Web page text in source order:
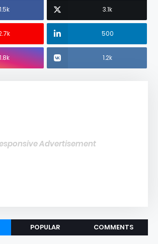
1.5k 3.1k
500
1.2k
Advertisement
POPULAR COMMENTS